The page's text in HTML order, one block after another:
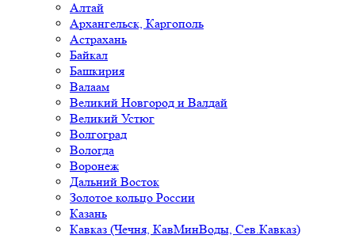
Алтай
Архангельск, Каргополь
Астрахань
Байкал
Башкирия
Валаам
Великий Новгород и Валдай
Великий Устюг
Волгоград
Вологда
Воронеж
Дальний Восток
Золотое кольцо России
Казань
Кавказ (Чечня, КавМинВоды, Сев.Кавказ)